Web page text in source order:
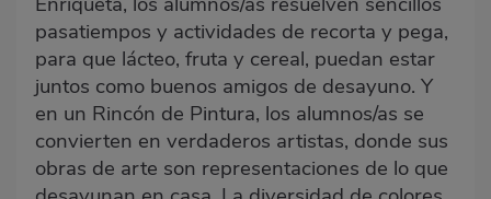
pasatiempos y actividades de recorta y pega,
para que lácteo, fruta y cereal, puedan estar
juntos como buenos amigos de desayuno. Y
en un Rincón de Pintura, los alumnos/as se
convierten en verdaderos artistas, donde sus
obras de arte son representaciones de lo que